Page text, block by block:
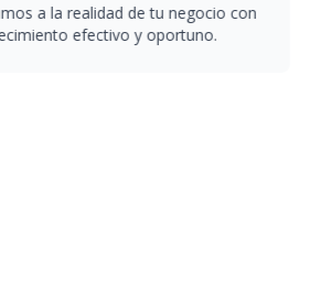
a la realidad de tu negocio con
efectivo y oportuno.